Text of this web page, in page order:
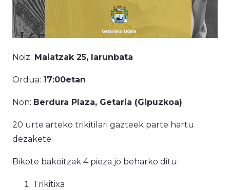
Noiz: Maiatzak 25, larunbata
Ordua: 17:00etan
Non: Berdura Plaza, Getaria (Gipuzkoa)
20 urte arteko trikitilari gazteek parte hartu
dezakete.
Bikote bakoitzak 4 pieza jo beharko ditu:
Trikitixa